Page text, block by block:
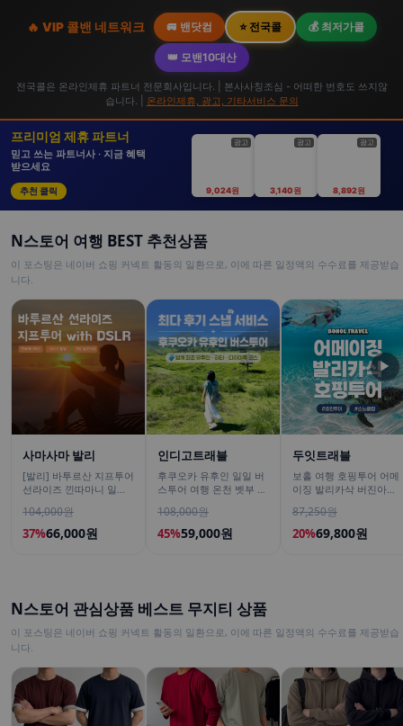
🔥 VIP 콜밴 네트워크 🚐 밴닷컴 ⭐ 전국콜 💰 최저가콜
👑 모밴10대산
전국콜은 온라인제휴 파트너 전문회사입니다. | 본사사칭조심 - 어떠한 번호도 쓰지않
습니다. |
온라인제휴, 광고, 기타서비스 문의
프리미엄 제휴 파트너
믿고 쓰는 파트너사 · 지금 혜택
받으세요
추천 클릭
광고
9,024원
광고
3,140원
광고
8,892원
N스토어 여행 BEST 추천상품
이 포스팅은 네이버 쇼핑 커넥트 활동의 일환으로, 이에 따른 일정액의 수수료를 제공받습
니다.
사마사마 발리
[발리] 바투르산 지프투어
선라이즈 낀따마니 일출
택시투어
104,000원
37%66,000원
인디고트래블
후쿠오카 유후인 일일 버
스투어 여행 온천 벳부 유
108,000원
45%59,000원
두잇트래블
보홀 여행 호핑투어 어메
이징 발리카삭 버진아일
랍 포함
87,250원
20%69,800원
▶
N스토어 관심상품 베스트 무지티 상품
이 포스팅은 네이버 쇼핑 커넥트 활동의 일환으로, 이에 따른 일정액의 수수료를 제공받습
니다.